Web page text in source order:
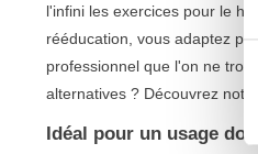
l'infini les exercices pour le
rééducation, vous adaptez
professionnel que l'on ne
alternatives ? Découvrez
Idéal pour un usage